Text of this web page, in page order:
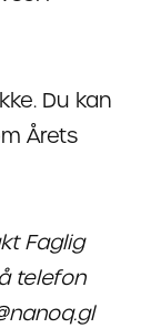
Du kan
Årets
Faglig
telefon